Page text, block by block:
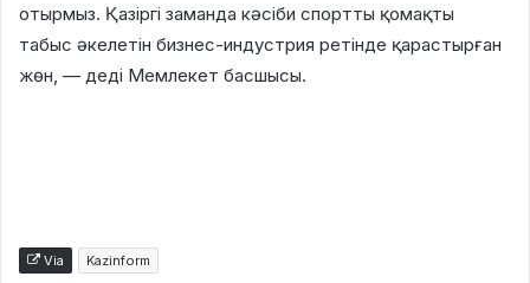
отырмыз. Қазіргі заманда кәсіби спортты қомақты
табыс әкелетін бизнес-индустрия ретінде қарастырған
жөн, — деді Мемлекет басшысы.
Via Kazinform